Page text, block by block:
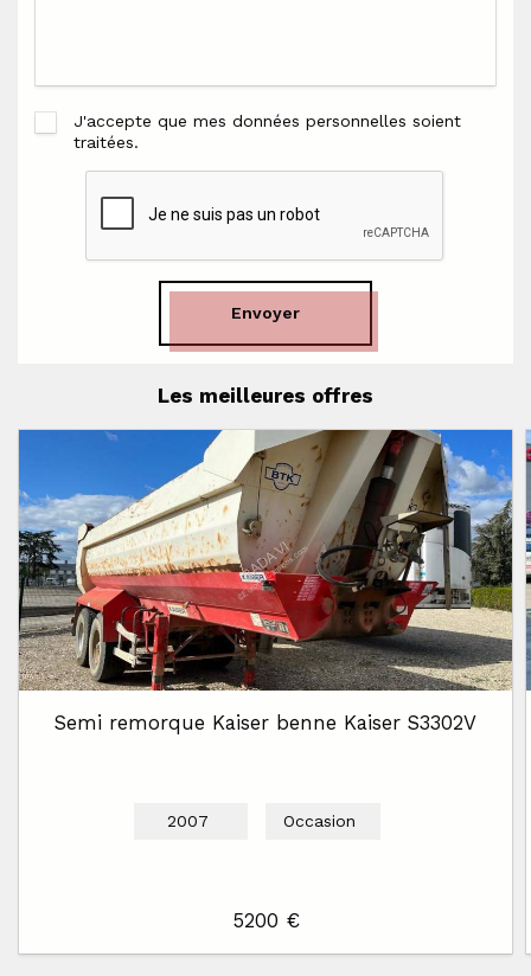
J'accepte que mes données personnelles soient
traitées.
Envoyer
Les meilleures offres
Semi remorque Kaiser benne Kaiser S3302V
2007 Occasion
5200 €